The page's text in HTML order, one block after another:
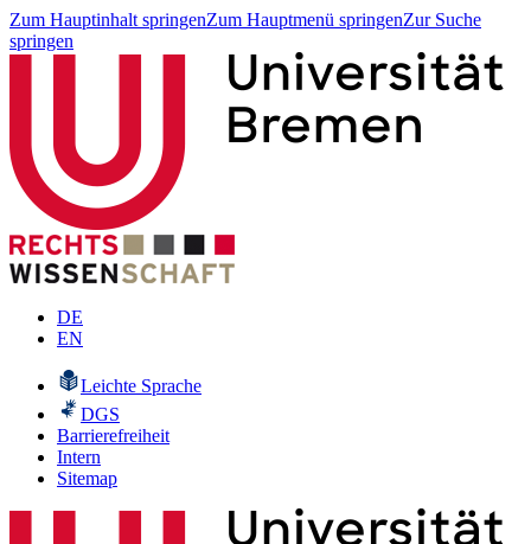
Zum Hauptinhalt springenZum Hauptmenü springenZur Suche
springen
DE
EN
Leichte Sprache
DGS
Barrierefreiheit
Intern
Sitemap